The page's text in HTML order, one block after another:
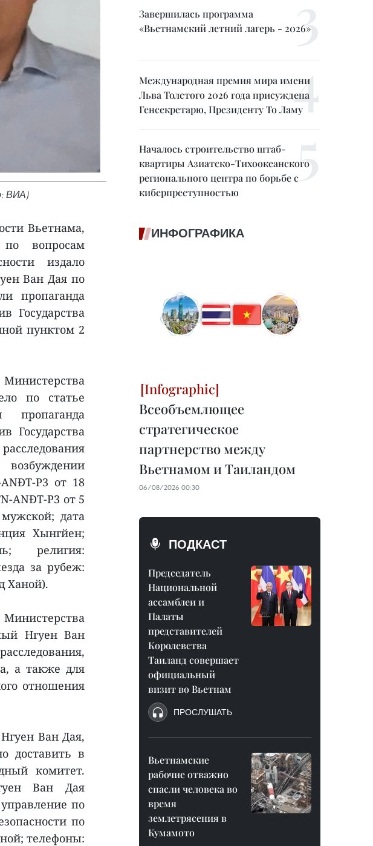
ВИА)
Вьетнама,
вопросам
издало
Ван Дая по
пропаганда
Государства
пунктом 2
по статье
пропаганда
Государства
возбуждении
P3 от 18
ANĐT-P3 от 5
дата
Хынгйен;
религия:
за рубеж:
Ханой).
Нгуен Ван
а также для
отношения
Ван Дая,
доставить в
комитет.
Ван Дая
по
по
телефоны:
Завершилась программа
«Вьетнамский летний лагерь - 2026»
Международная премия мира имени
Льва Толстого 2026 года присуждена
Генсекретарю, Президенту То Ламу
Началось строительство штаб-
квартиры Азиатско-Тихоокеанского
регионального центра по борьбе с
киберпреступностью
ИНФОГРАФИКА
Всеобъемлющее
стратегическое
партнерство между
Вьетнамом и Таиландом
06/08/2026 00:30
ПОДКАСТ
Председатель
Национальной
ассамблеи и
Палаты
представителей
Королевства
Таиланд совершает
официальный
визит во Вьетнам
ПРОСЛУШАТЬ
Вьетнамские
рабочие отважно
спасли человека во
время
землетрясения в
Кумамото